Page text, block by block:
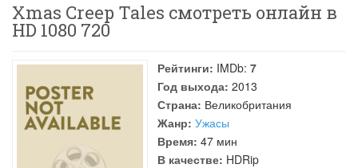
Xmas Creep Tales смотреть онлайн в
HD 1080 720
Рейтинги: IMDb: 7
Год выхода: 2013
Страна: Великобритания
Жанр: Ужасы
Время: 47 мин
В качестве: HDRip